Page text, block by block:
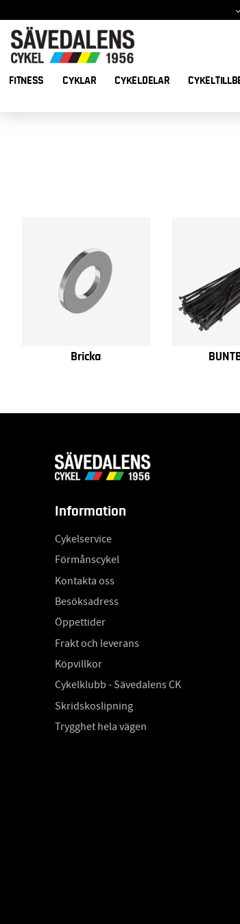
FITNESS CYKLAR CYKELDELAR
Bricka
Information
Cykelservice
Förmånscykel
Kontakta oss
Besöksadress
Öppettider
Frakt och leverans
Köpvillkor
Cykelklubb - Sävedalens CK
Skridskoslipning
Trygghet hela vägen